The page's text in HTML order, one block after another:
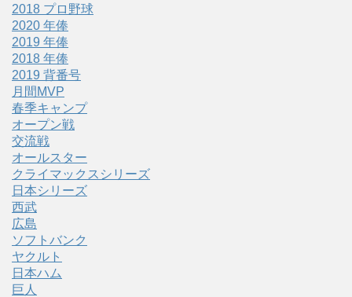
2018 プロ野球
2020 年俸
2019 年俸
2018 年俸
2019 背番号
月間MVP
春季キャンプ
オープン戦
交流戦
オールスター
クライマックスシリーズ
日本シリーズ
西武
広島
ソフトバンク
ヤクルト
日本ハム
巨人